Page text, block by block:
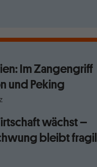
Im Zangengriff
und Peking
wächst –
bleibt fragil